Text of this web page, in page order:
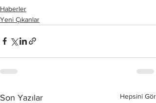
Haberler
Yeni Çıkanlar
Son Yazılar Hepsini Gör